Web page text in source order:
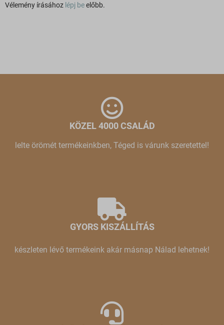
Vélemény írásához lépj beelőbb.
KÖZEL 4000 CSALÁD
lelte örömét termékeinkben, Téged is várunk szeretettel!
GYORS KISZÁLLÍTÁS
készleten lévő termékeink akár másnap Nálad lehetnek!